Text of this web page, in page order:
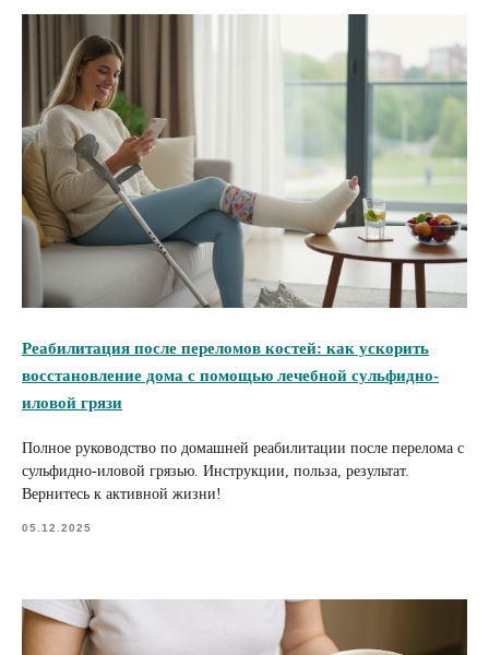
Реабилитация после переломов костей: как ускорить
восстановление дома с помощью лечебной сульфидно-
иловой грязи
Полное руководство по домашней реабилитации после перелома с
сульфидно-иловой грязью. Инструкции, польза, результат.
Вернитесь к активной жизни!
05.12.2025